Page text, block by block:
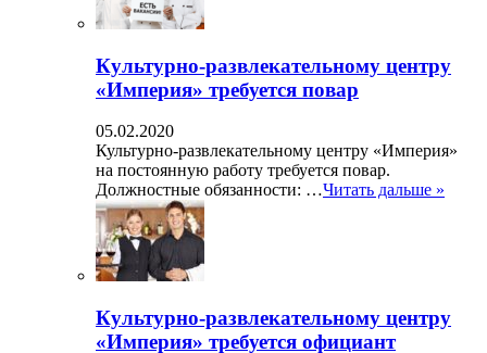
Культурно-развлекательному центру
«Империя» требуется повар
05.02.2020
Культурно-развлекательному центру «Империя»
на постоянную работу требуется повар.
Должностные обязанности: …Читать дальше »
Культурно-развлекательному центру
«Империя» требуется официант